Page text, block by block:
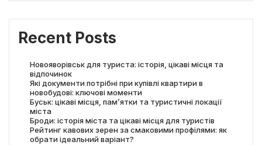
Recent Posts
Новояворівськ для туриста: історія, цікаві місця та
відпочинок
Які документи потрібні при купівлі квартири в
новобудові: ключові моменти
Буськ: цікаві місця, пам’ятки та туристичні локації
міста
Броди: історія міста та цікаві місця для туристів
Рейтинг кавових зерен за смаковими профілями: як
обрати ідеальний варіант?